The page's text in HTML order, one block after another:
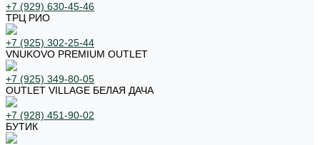
+7 (929) 630-45-46
ТРЦ РИО
+7 (925) 302-25-44
VNUKOVO PREMIUM OUTLET
+7 (925) 349-80-05
OUTLET VILLAGE БЕЛАЯ ДАЧА
+7 (928) 451-90-02
БУТИК